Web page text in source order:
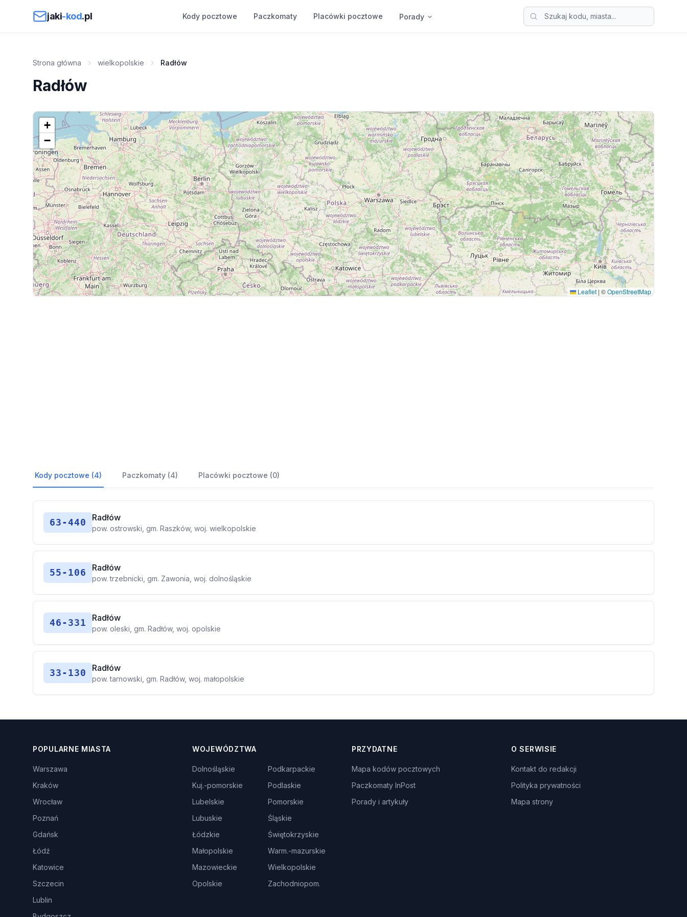
jaki-kod.pl Kody pocztowe Paczkomaty Placówki pocztowe Porady
Strona główna wielkopolskie Radłów
Radłów
+
−
Leaflet | ©OpenStreetMap
Kody pocztowe (4) Paczkomaty (4) Placówki pocztowe (0)
63-440 Radłów
pow. ostrowski, gm. Raszków, woj. wielkopolskie
55-106 Radłów
pow. trzebnicki, gm. Zawonia, woj. dolnośląskie
46-331 Radłów
pow. oleski, gm. Radłów, woj. opolskie
33-130 Radłów
pow. tarnowski, gm. Radłów, woj. małopolskie
POPULARNE MIASTA
Warszawa
Kraków
Wrocław
Poznań
Gdańsk
Łódź
Katowice
Szczecin
Lublin
WOJEWÓDZTWA
Dolnośląskie
Kuj.-pomorskie
Lubelskie
Lubuskie
Łódzkie
Małopolskie
Mazowieckie
Opolskie
Podkarpackie
Podlaskie
Pomorskie
Śląskie
Świętokrzyskie
Warm.-mazurskie
Wielkopolskie
Zachodniopom.
PRZYDATNE
Mapa kodów pocztowych
Paczkomaty InPost
Porady i artykuły
O SERWISIE
Kontakt do redakcji
Polityka prywatności
Mapa strony